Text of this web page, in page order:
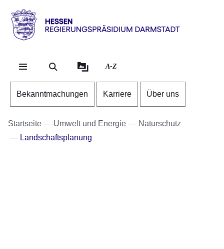
Direkt zum Kopf der
Direkt zum Inhalt
Direkt zum Fuß der
Hessen
RP
Darmstadt
A-Z
Bekanntmachungen Karriere Über uns
Startseite Umwelt und Energie
Naturschutz
Landschaftsplanung